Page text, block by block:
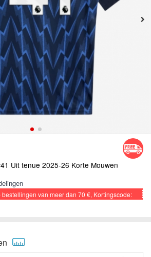
Uit tenue 2025-26 Korte Mouwen
bestellingen van meer dan 70 €, Kortingscode: